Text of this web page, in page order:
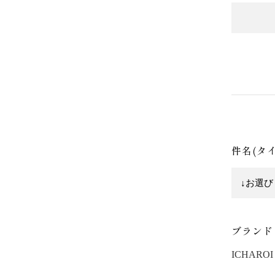
件名(タ
ブランド
ICHAROI